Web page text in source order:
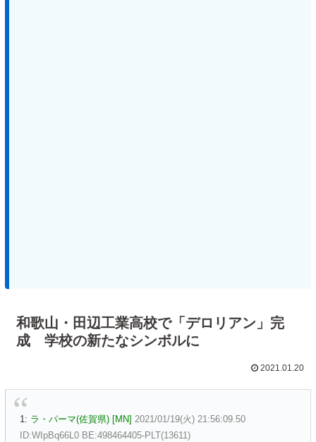
和歌山・田辺工業高校で「デロリアン」完
成 学校の新たなシンボルに
2021.01.20
1: ラ・パーマ(佐賀県) [MN] 2021/01/19(火) 21:56:09.50
ID:WIpBq66L0 BE:498464405-PLT(13611)